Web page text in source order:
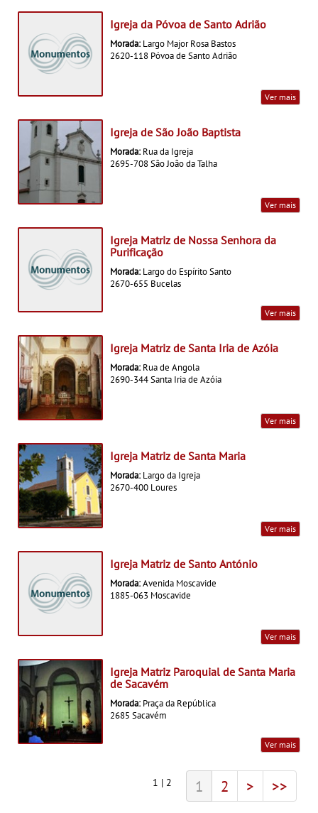
Igreja da Póvoa de Santo Adrião
Morada: Largo Major Rosa Bastos
2620-118 Póvoa de Santo Adrião
Ver mais
Igreja de São João Baptista
Morada: Rua da Igreja
2695-708 São João da Talha
Ver mais
Igreja Matriz de Nossa Senhora da
Purificação
Morada: Largo do Espírito Santo
2670-655 Bucelas
Ver mais
Igreja Matriz de Santa Iria de Azóia
Morada: Rua de Angola
2690-344 Santa Iria de Azóia
Ver mais
Igreja Matriz de Santa Maria
Morada: Largo da Igreja
2670-400 Loures
Ver mais
Igreja Matriz de Santo António
Morada:Avenida Moscavide
1885-063 Moscavide
Ver mais
Igreja Matriz Paroquial de Santa Maria
de Sacavém
Morada: Praça da República
2685 Sacavém
Ver mais
1 | 2 1 2 > >>